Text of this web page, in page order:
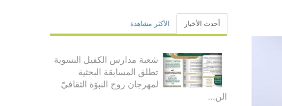
أحدث الأخبار الأكثر مشاهدة
شعبة مدارس الكفيل النسوية
تطلق المسابقة البحثية
لمهرجان روح النبوّة الثقافيّ
الن...